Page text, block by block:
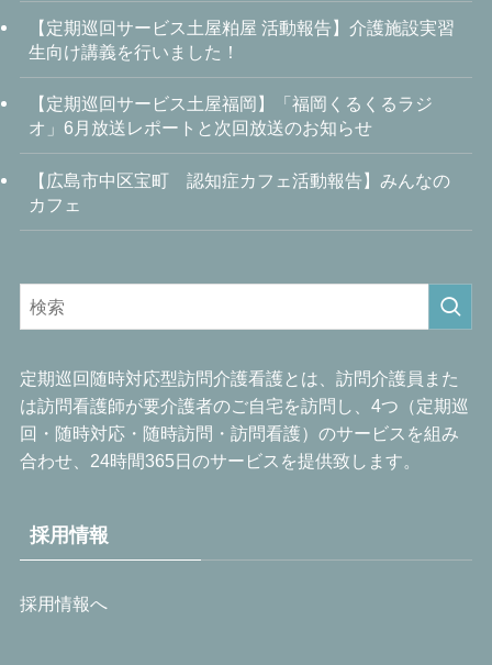
【定期巡回サービス土屋粕屋 活動報告】介護施設実習
生向け講義を行いました！
【定期巡回サービス土屋福岡】「福岡くるくるラジ
オ」6月放送レポートと次回放送のお知らせ
【広島市中区宝町 認知症カフェ活動報告】みんなの
カフェ
定期巡回随時対応型訪問介護看護とは、訪問介護員また
は訪問看護師が要介護者のご自宅を訪問し、4つ（定期巡
回・随時対応・随時訪問・訪問看護）のサービスを組み
合わせ、24時間365日のサービスを提供致します。
採用情報
採用情報へ